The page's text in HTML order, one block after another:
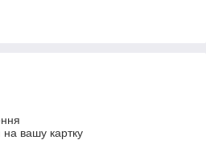
на вашу картку